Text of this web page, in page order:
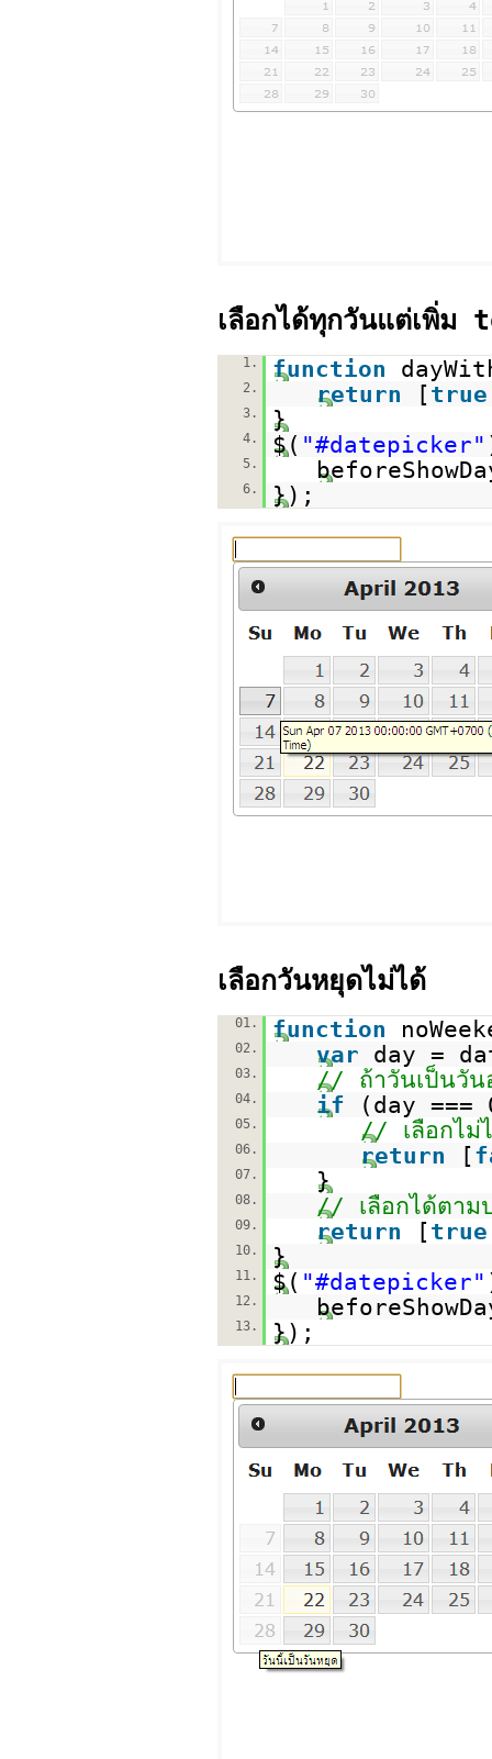
เลือกได้ทุกวันแต่เพิ่
1. function
2. return [true
3. }
4. $( "#datepicker"
5.
6. });
เลือกวันหยุดไม่ได้
01. function
02. var day =
03. // ถ้าวันเป็นวั
04. if (day
05. // เลือกไม่
06. return [
07. }
08. // เลือกได้ตาม
09. return [true
10. }
11. $( "#datepicker"
12.
13. });